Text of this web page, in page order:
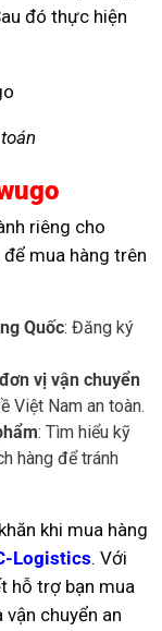
đó thực hiện
riêng cho
mua hàng trên
Quốc: Đăng ký
vị vận chuyển
Việt Nam an toàn.
: Tìm hiểu kỹ
hàng để tránh
khi mua hàng
Logistics. Với
hỗ trợ bạn mua
chuyển an